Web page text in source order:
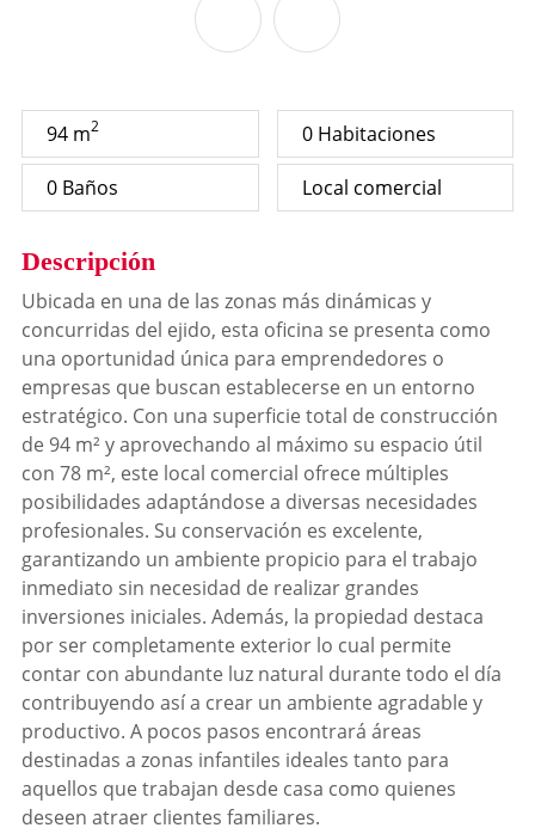
94 m2 0 Habitaciones
0 Baños Local comercial
Descripción
Ubicada en una de las zonas más dinámicas y
concurridas del ejido, esta oficina se presenta como
una oportunidad única para emprendedores o
empresas que buscan establecerse en un entorno
estratégico. Con una superficie total de construcción
de 94 m² y aprovechando al máximo su espacio útil
con 78 m², este local comercial ofrece múltiples
posibilidades adaptándose a diversas necesidades
profesionales. Su conservación es excelente,
garantizando un ambiente propicio para el trabajo
inmediato sin necesidad de realizar grandes
inversiones iniciales. Además, la propiedad destaca
por ser completamente exterior lo cual permite
contar con abundante luz natural durante todo el día
contribuyendo así a crear un ambiente agradable y
productivo. A pocos pasos encontrará áreas
destinadas a zonas infantiles ideales tanto para
aquellos que trabajan desde casa como quienes
deseen atraer clientes familiares.